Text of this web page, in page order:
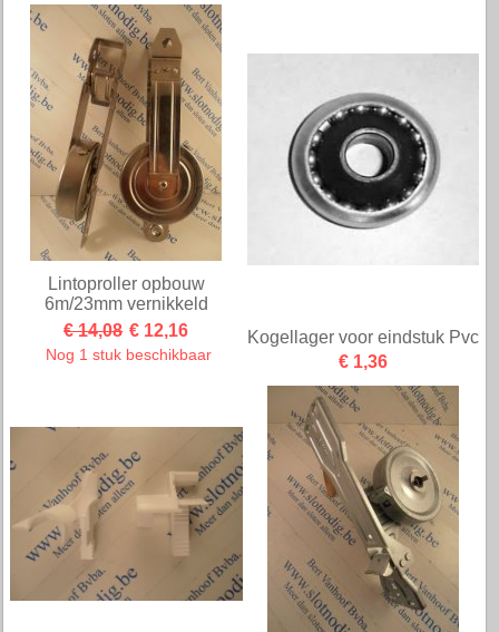
Lintoproller opbouw
6m/23mm vernikkeld
€ 14,08 € 12,16
Nog 1 stuk beschikbaar
Kogellager voor eindstuk Pvc
€ 1,36